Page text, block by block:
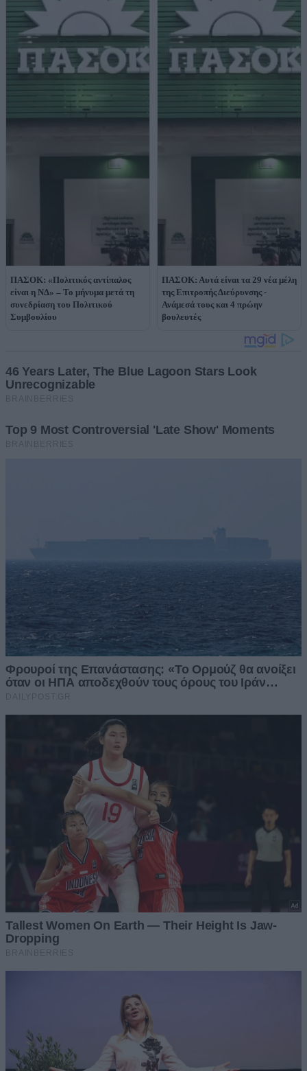
ΠΑΣΟΚ: «Πολιτικός αντίπαλος
είναι η ΝΔ» – Το μήνυμα μετά τη
συνεδρίαση του Πολιτικού
Συμβουλίου
ΠΑΣΟΚ: Αυτά είναι τα 29 νέα μέλη
της Επιτροπής Διεύρυνσης -
Ανάμεσά τους και 4 πρώην
βουλευτές